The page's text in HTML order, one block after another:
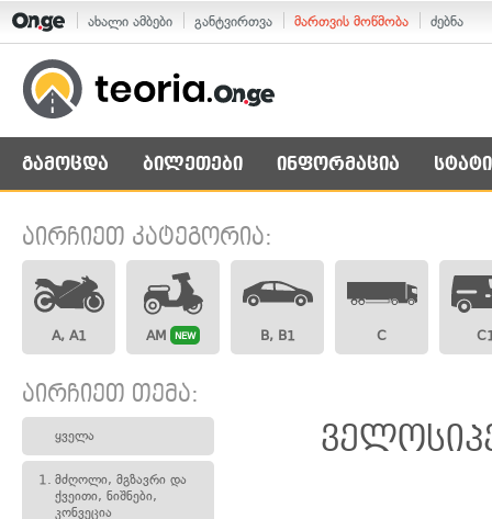
ახალი ამბები განტვირთვა მართვის მოწმობა ძებნა
გამოცდა ბილეთები ინფორმაცია
აირჩიეთ კატეგორია:
A, A1 AM NEW B, B1 C
აირჩიეთ თემა:
ყველა
1. მძღოლი, მგზავრი და
ქვეითი, ნიშნები,
კონვეცია